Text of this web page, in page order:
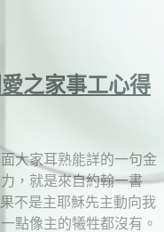
之家事工心得
大家耳熟能詳的一句金
，就是來自約翰一書
不是主耶穌先主動向我
點像主的犧牲都沒有。